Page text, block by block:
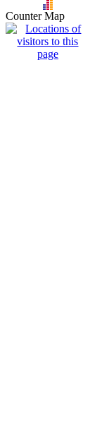
Counter Map